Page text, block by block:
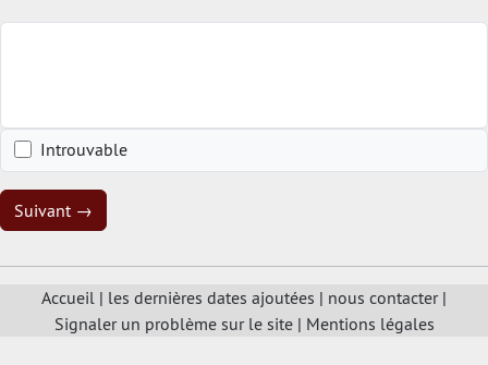
Introuvable
Suivant →
Accueil | les dernières dates ajoutées | nous contacter|
Signaler un problème sur le site| Mentions légales